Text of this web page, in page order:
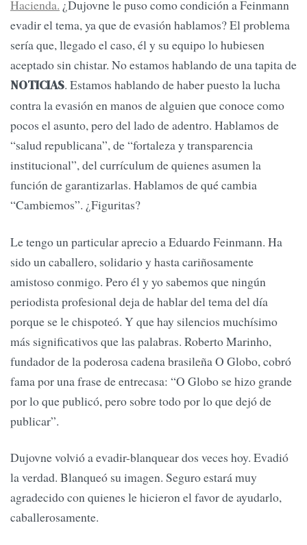
Hacienda. ¿Dujovne le puso como condición a Feinmann
evadir el tema, ya que de evasión hablamos? El problema
sería que, llegado el caso, él y su equipo lo hubiesen
aceptado sin chistar. No estamos hablando de una tapita de
NOTICIAS. Estamos hablando de haber puesto la lucha
contra la evasión en manos de alguien que conoce como
pocos el asunto, pero del lado de adentro. Hablamos de
“salud republicana”, de “fortaleza y transparencia
institucional”, del currículum de quienes asumen la
función de garantizarlas. Hablamos de qué cambia
“Cambiemos”. ¿Figuritas?
Le tengo un particular aprecio a Eduardo Feinmann. Ha
sido un caballero, solidario y hasta cariñosamente
amistoso conmigo. Pero él y yo sabemos que ningún
periodista profesional deja de hablar del tema del día
porque se le chispoteó. Y que hay silencios muchísimo
más significativos que las palabras. Roberto Marinho,
fundador de la poderosa cadena brasileña O Globo, cobró
fama por una frase de entrecasa: “O Globo se hizo grande
por lo que publicó, pero sobre todo por lo que dejó de
publicar”.
Dujovne volvió a evadir-blanquear dos veces hoy. Evadió
la verdad. Blanqueó su imagen. Seguro estará muy
agradecido con quienes le hicieron el favor de ayudarlo,
caballerosamente.